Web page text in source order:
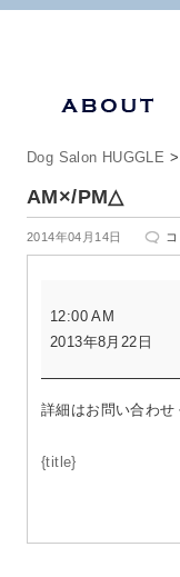
Dog Salon HUGGLE
AM×/PM△
2014年04月14日
は
12:00 AM
2013年8月22日
詳細はお問い合わせ
{title}